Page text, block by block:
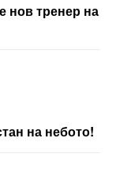
нов тренер на
на небото!